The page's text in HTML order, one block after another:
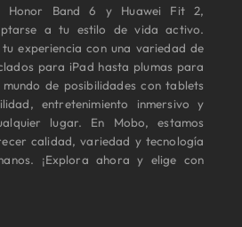
Honor Band 6 y Huawei Fit 2,
a tu estilo de vida activo.
tu experiencia con una variedad de
para iPad hasta plumas para
de posibilidades con tablets
entretenimiento inmersivo y
lugar. En Mobo, estamos
calidad, variedad y tecnología
¡Explora ahora y elige con